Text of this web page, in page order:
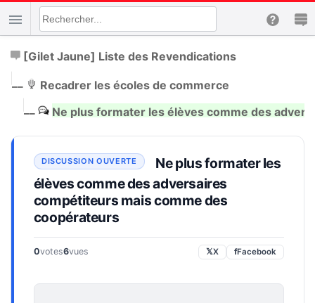
[Gilet Jaune] Liste des Revendications
__
Recadrer les écoles de commerce
__ Ne plus formater les élèves comme des
Ne plus formater les
élèves comme des adversaires
compétiteurs mais comme des
coopérateurs
0votes6vues 𝕏X fFacebook